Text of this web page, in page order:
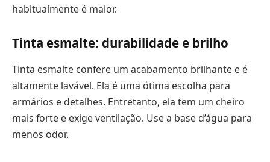
habitualmente é maior.
Tinta esmalte: durabilidade e brilho
Tinta esmalte confere um acabamento brilhante e é
altamente lavável. Ela é uma ótima escolha para
armários e detalhes. Entretanto, ela tem um cheiro
mais forte e exige ventilação. Use a base d’água para
menos odor.